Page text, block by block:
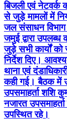
बिजली एवं नेटवर्क
से जुड़े मामलों में
जल संसाधन
जमुई द्वारा उपलब्ध
जुड़े सभी कार्यों को
निर्देश दिए।
थाना एवं
कही गई। बैठक में
उपसमाहर्ता शशि
नजारत उपसमाहर्ता
उपस्थित रहे।